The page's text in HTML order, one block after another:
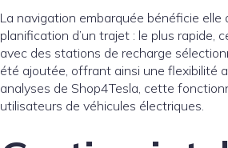
La navigation embarquée bénéficie elle
planification d’un trajet : le plus rapide,
avec des stations de recharge
été ajoutée, offrant ainsi une flexibilité
analyses de Shop4Tesla, cette
utilisateurs de véhicules électriques.